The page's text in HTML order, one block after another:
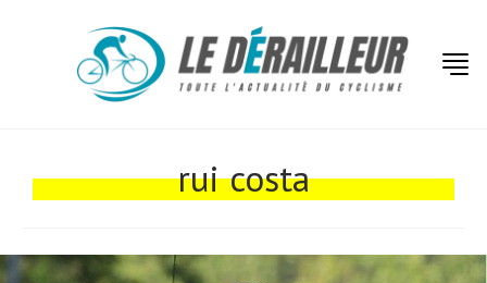
rui costa
Tests de produits
Conseils